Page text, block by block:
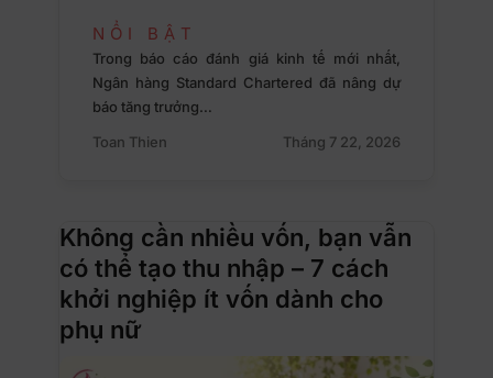
NỔI BẬT
Trong báo cáo đánh giá kinh tế mới nhất,
Ngân hàng Standard Chartered đã nâng dự
báo tăng trưởng…
Toan Thien
Tháng 7 22, 2026
Không cần nhiều vốn, bạn vẫn
có thể tạo thu nhập – 7 cách
khởi nghiệp ít vốn dành cho
phụ nữ